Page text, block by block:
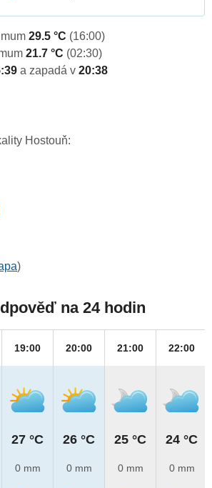
29.5 °C (16:00)
21.7 °C (02:30)
a zapadá v 20:38
Hostouň:
)
na 24 hodin
19:00
27 °C
0 mm
20:00
26 °C
0 mm
21:00
25 °C
0 mm
22:00
24 °C
0 mm